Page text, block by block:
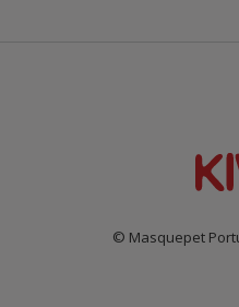
© Masquepet